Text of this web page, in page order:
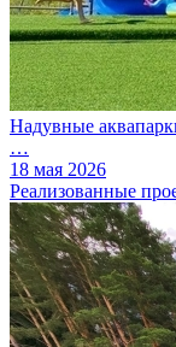
Надувные
…
18 мая 2026
Реализованные